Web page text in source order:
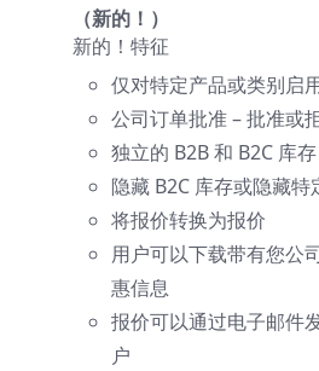
（新的！）
新的！特征
仅对特定产品或类别启
公司订单批准 – 批准或
独立的 B2B 和 B2C 库存
隐藏 B2C 库存或隐藏特
将报价转换为报价
用户可以下载带有您公
惠信息
报价可以通过电子邮件
户